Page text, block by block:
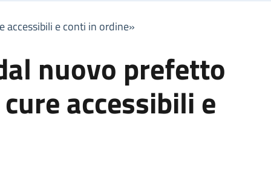
accessibili e conti in ordine»
nuovo prefetto
accessibili e